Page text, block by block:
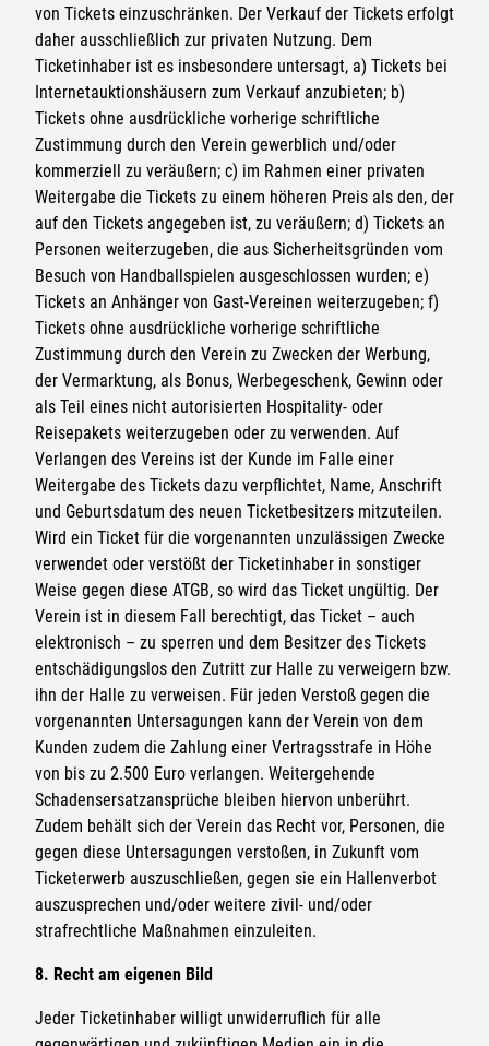
von Tickets einzuschränken. Der Verkauf der Tickets erfolgt
daher ausschließlich zur privaten Nutzung. Dem
Ticketinhaber ist es insbesondere untersagt, a) Tickets bei
Internetauktionshäusern zum Verkauf anzubieten; b)
Tickets ohne ausdrückliche vorherige schriftliche
Zustimmung durch den Verein gewerblich und/oder
kommerziell zu veräußern; c) im Rahmen einer privaten
Weitergabe die Tickets zu einem höheren Preis als den, der
auf den Tickets angegeben ist, zu veräußern; d) Tickets an
Personen weiterzugeben, die aus Sicherheitsgründen vom
Besuch von Handballspielen ausgeschlossen wurden; e)
Tickets an Anhänger von Gast-Vereinen weiterzugeben; f)
Tickets ohne ausdrückliche vorherige schriftliche
Zustimmung durch den Verein zu Zwecken der Werbung,
der Vermarktung, als Bonus, Werbegeschenk, Gewinn oder
als Teil eines nicht autorisierten Hospitality- oder
Reisepakets weiterzugeben oder zu verwenden. Auf
Verlangen des Vereins ist der Kunde im Falle einer
Weitergabe des Tickets dazu verpflichtet, Name, Anschrift
und Geburtsdatum des neuen Ticketbesitzers mitzuteilen.
Wird ein Ticket für die vorgenannten unzulässigen Zwecke
verwendet oder verstößt der Ticketinhaber in sonstiger
Weise gegen diese ATGB, so wird das Ticket ungültig. Der
Verein ist in diesem Fall berechtigt, das Ticket – auch
elektronisch – zu sperren und dem Besitzer des Tickets
entschädigungslos den Zutritt zur Halle zu verweigern bzw.
ihn der Halle zu verweisen. Für jeden Verstoß gegen die
vorgenannten Untersagungen kann der Verein von dem
Kunden zudem die Zahlung einer Vertragsstrafe in Höhe
von bis zu 2.500 Euro verlangen. Weitergehende
Schadensersatzansprüche bleiben hiervon unberührt.
Zudem behält sich der Verein das Recht vor, Personen, die
gegen diese Untersagungen verstoßen, in Zukunft vom
Ticketerwerb auszuschließen, gegen sie ein Hallenverbot
auszusprechen und/oder weitere zivil- und/oder
strafrechtliche Maßnahmen einzuleiten.
8. Recht am eigenen Bild
Jeder Ticketinhaber willigt unwiderruflich für alle